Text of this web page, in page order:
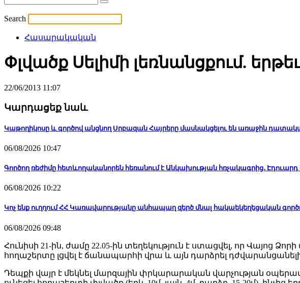
Search
Հասարակական
Փլվածք Սելիմի լեռնանցքում.
22/06/2013 11:07
Կարդացեք նաև
Կաթողիկոսը և գործով անցնող Սրբազան Հայրերը մասնակցելու են առաջին
06/08/2026 10:47
Գործող ռեժիմը հետևողականորեն հեռանում է Անկախության հռչակագրից․
06/08/2026 10:22
Կոչ ենք ուղղում ՀՀ Կառավարությանը անհապաղ զերծ մնալ հակաեկեղեցական
06/08/2026 09:48
Հունիսի 21-ին, ժամը 22.05-ին տեղեկություն է ստացվել, որ Վայոց
հողաշերտը լցվել է ճանապարհի վրա և այն դարձրել
Դեպքի վայր է մեկնել մարզային փրկարարական վարչության